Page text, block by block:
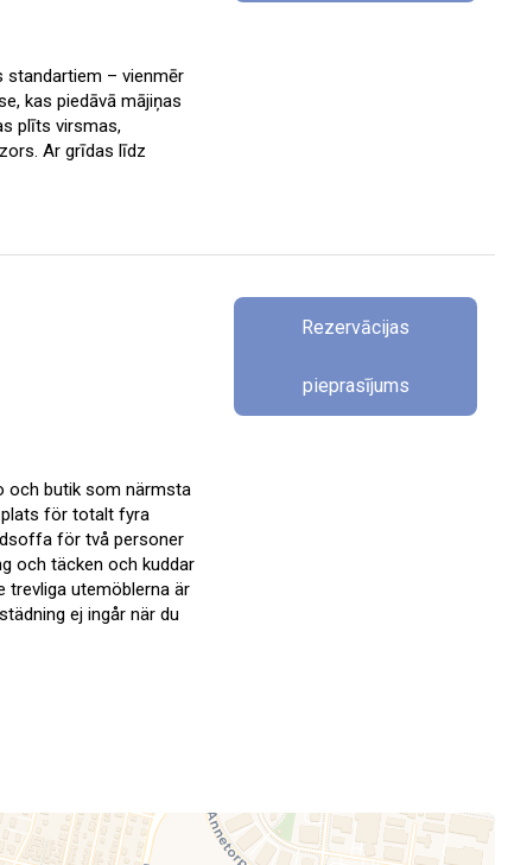
standartiem – vienmēr
kas piedāvā mājiņas
plīts virsmas,
Ar grīdas līdz
och butik som närmsta
plats för totalt fyra
för två personer
och täcken och kuddar
trevliga utemöblerna är
ej ingår när du
Rezervācijas
pieprasījums